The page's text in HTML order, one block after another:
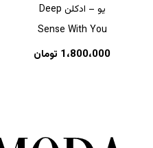
یو – ادکلن Deep
Sense With You
1،800،000 تومان